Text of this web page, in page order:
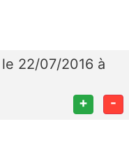
le 22/07/2016 à
+ -